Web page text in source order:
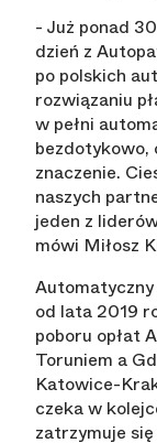
- Już ponad
dzień z
po polskich
rozwiązaniu
w pełni
bezdotykowo,
znaczenie.
naszych
jeden z
mówi Miłosz
Automatyczny
od lata 2019
poboru opłat
Toruniem a
Katowice-
czeka w
zatrzymuje